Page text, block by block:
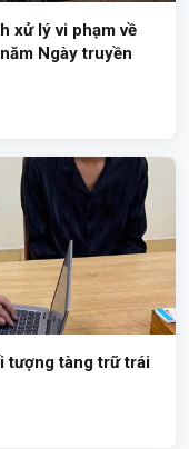
xử lý vi phạm về
Ngày truyền
tượng tàng trữ trái